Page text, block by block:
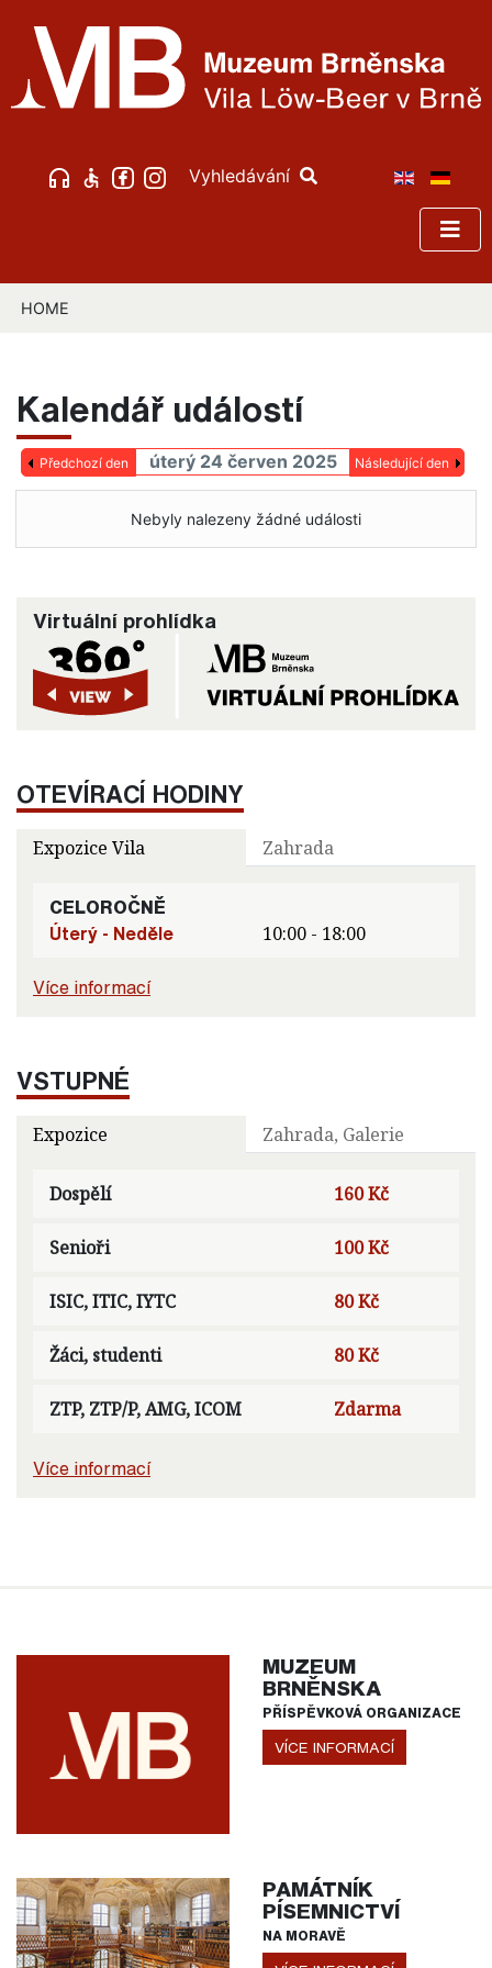
Vyhledávání
HOME
Kalendář událostí
Předchozí den úterý 24 červen 2025 Následující den
Nebyly nalezeny žádné události
Virtuální prohlídka
OTEVÍRACÍ HODINY
Expozice Vila Zahrada
CELOROČNĚ
Úterý - Neděle
10:00 - 18:00
Více informací
VSTUPNÉ
Expozice Zahrada, Galerie
Dospělí 160 Kč
Senioři 100 Kč
ISIC, ITIC, IYTC 80 Kč
Žáci, studenti 80 Kč
ZTP, ZTP/P, AMG, ICOM Zdarma
Více informací
MUZEUM
BRNĚNSKA
PŘÍSPĚVKOVÁ ORGANIZACE
VÍCE INFORMACÍ
PAMÁTNÍK
PÍSEMNICTVÍ
NA MORAVĚ